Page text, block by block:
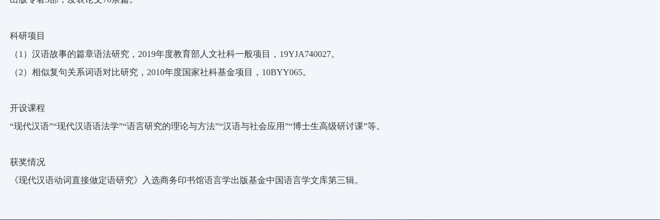
科研项目
（1）汉语故事的篇章语法研究，2019年度教育部人文社科一般项目，19YJA740027。
（2）相似复句关系词语对比研究，2010年度国家社科基金项目，10BYY065。
开设课程
“现代汉语”“现代汉语语法学”“语言研究的理论与方法”“汉语与社会应用”“博士生高级研讨课”等。
获奖情况
《现代汉语动词直接做定语研究》入选商务印书馆语言学出版基金中国语言学文库第三辑。